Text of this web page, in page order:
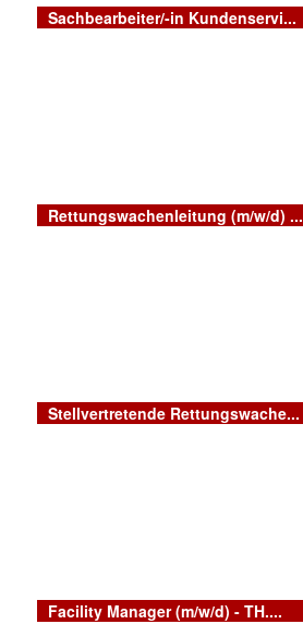
Sachbearbeiter/-in Kundenservi...
Rettungswachenleitung (m/w/d) ...
Stellvertretende Rettungswache...
Facility Manager (m/w/d) - TH....